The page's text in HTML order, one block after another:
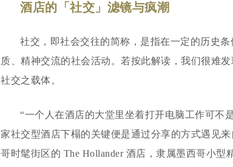
酒店的「社交」滤镜与疯潮
社交，即社会交往的简称，是指在一定的历史
质、精神交流的社会活动。若按此解读，我们很难
社交之载体。
“一个人在酒店的大堂里坐着打开电脑工作可不
家社交型酒店下榻的关键便是通过分享的方式遇见
哥时髦街区的 The Hollander 酒店，隶属墨西哥小型